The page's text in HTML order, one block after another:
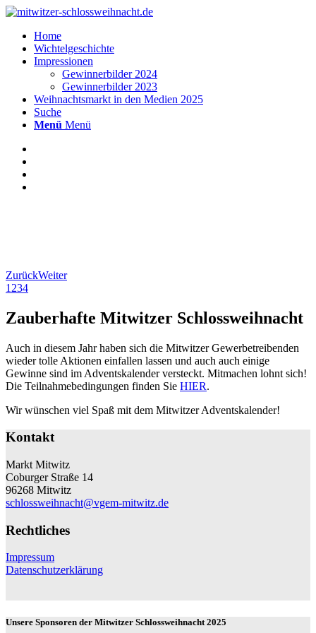
Home
Wichtelgeschichte
Impressionen
Gewinnerbilder 2024
Gewinnerbilder 2023
Weihnachtsmarkt in den Medien 2025
Suche
Menü Menü
ZurückWeiter
1 234
Zauberhafte Mitwitzer Schlossweihnacht
Auch in diesem Jahr haben sich die Mitwitzer Gewerbetreibenden
wieder tolle Aktionen einfallen lassen und auch auch einige
Gewinne sind im Adventskalender versteckt. Mitmachen lohnt sich!
Die Teilnahmebedingungen finden Sie HIER.
Wir wünschen viel Spaß mit dem Mitwitzer Adventskalender!
Kontakt
Markt Mitwitz
Coburger Straße 14
96268 Mitwitz
schlossweihnacht@vgem-mitwitz.de
Rechtliches
Impressum
Datenschutzerklärung
Unsere Sponsoren der Mitwitzer Schlossweihnacht 2025